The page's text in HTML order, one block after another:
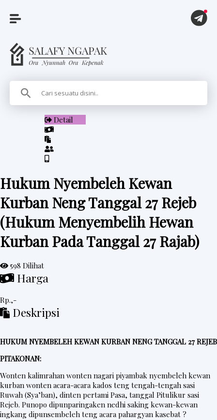
P
i
t
e
d
h
R
n
k
P
o
Detail
Hukum Nyembeleh Kewan
Kurban Neng Tanggal 27 Rejeb
(Hukum Menyembelih Hewan
Kurban Pada Tanggal 27 Rajab)
598 Dilihat
Harga
Rp.,-
Deskripsi
HUKUM NYEMBELEH KEWAN KURBAN NENG TANGGAL 27 REJEB
PITAKONAN:
Wonten kalimrahan wonten nagari piyambak nyembeleh kewan
kurban wonten acara-acara kados teng tengah-tengah sasi
Ruwah (Sya’ban), dinten pertami Pasa, tanggal Pitulikur sasi
Rejeb. Punopo dipunparingaken nedhi saking kewan-kewan
ingkang dipunsembeleh teng acara pahargyan kasebat ?